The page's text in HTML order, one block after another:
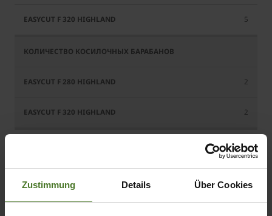
Zustimmung Details Über Cookies
5
2
2
48 / 65